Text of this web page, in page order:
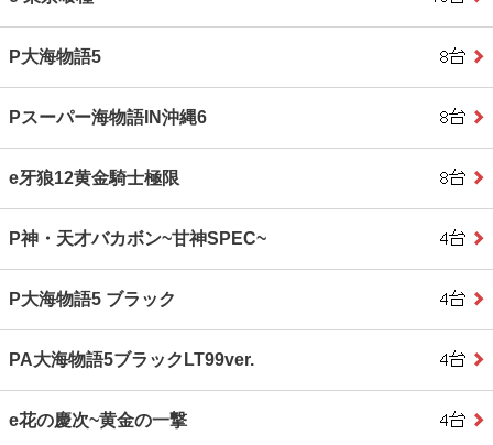
P大海物語5
Pスーパー海物語IN沖縄6
e牙狼12黄金騎士極限
P神・天才バカボン~甘神SPEC~
P大海物語5 ブラック
PA大海物語5ブラックLT99ver.
e花の慶次~黄金の一撃